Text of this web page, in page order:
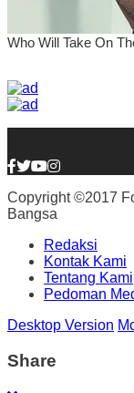
Copyright ©2017
Bangsa
Redaksi
Kontak Kami
Tentang Kami
Pedoman
Desktop Version
Share